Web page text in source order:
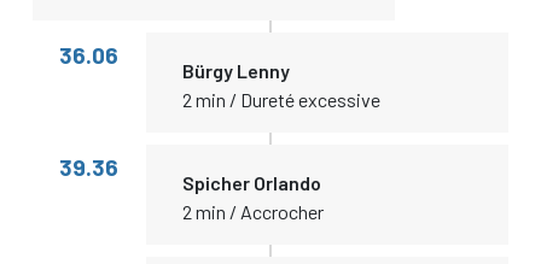
36.06
Bürgy Lenny
2 min / Dureté excessive
39.36
Spicher Orlando
2 min / Accrocher